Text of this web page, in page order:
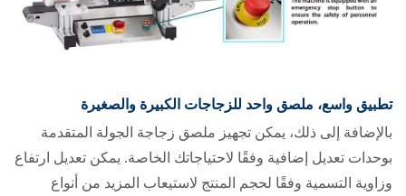
تطبيق واسع، ملصق واحد للزجاجات الكبيرة والصغيرة
بالإضافة إلى ذلك، يمكن تجهيز ملصق زجاجة الجولة المتقدمة
بوحدات تعديل إضافية وفقًا لاحتياجاتك الخاصة. يمكن تعديل ارتفاع
وزاوية التسمية وفقًا لحجم المنتج لاستيعاب المزيد من أنواع